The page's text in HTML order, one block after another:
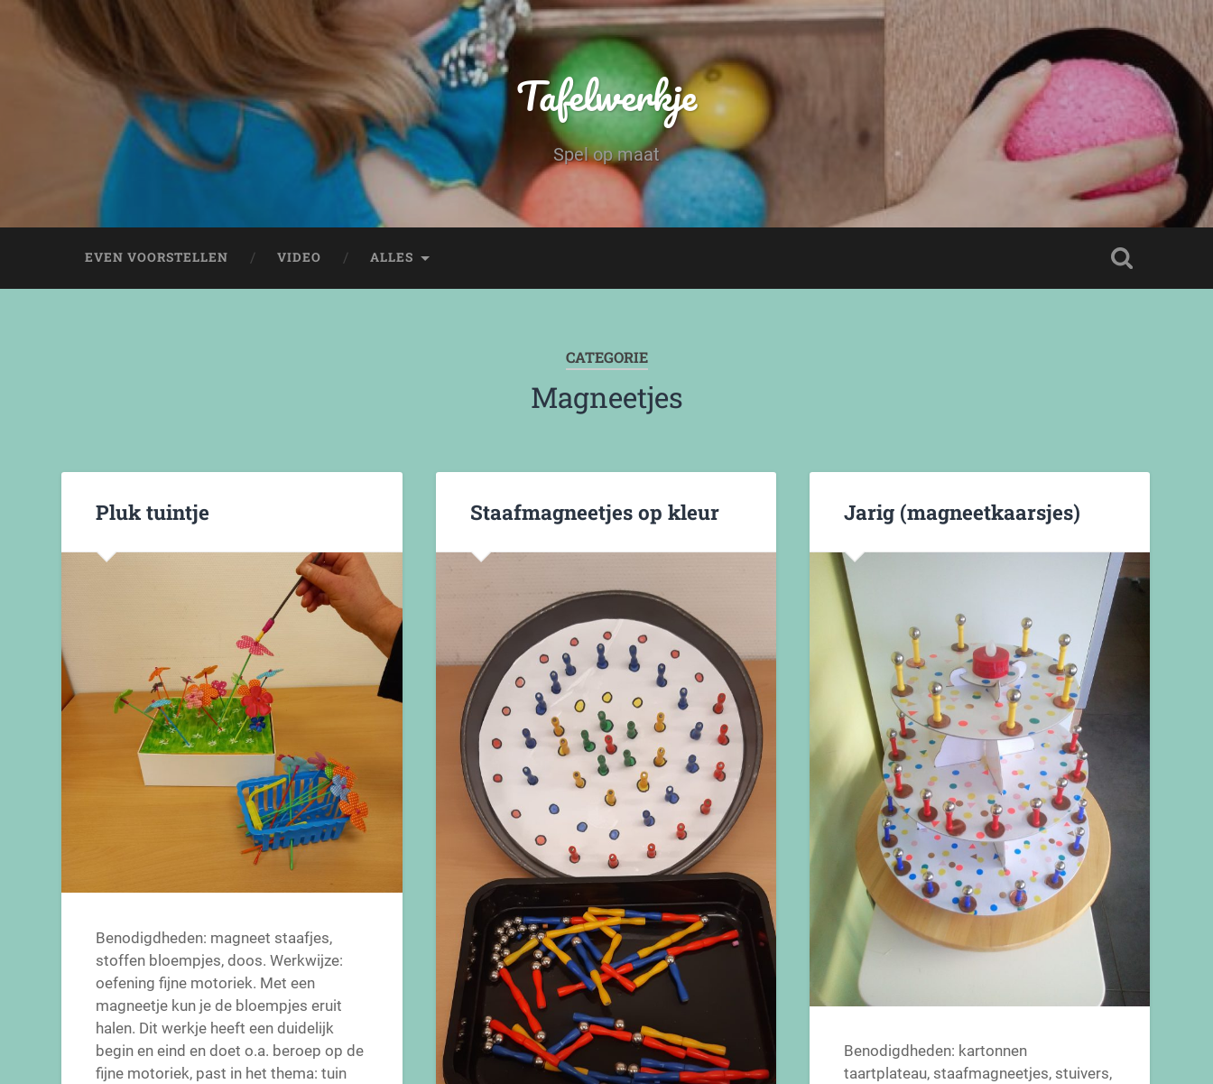
Tafelwerkje
Spel op maat
EVEN VOORSTELLEN VIDEO ALLES
CATEGORIE
Magneetjes
Pluk tuintje
Benodigdheden: magneet staafjes,
stoffen bloempjes, doos. Werkwijze:
oefening fijne motoriek. Met een
magneetje kun je de bloempjes eruit
halen. Dit werkje heeft een duidelijk
begin en eind en doet o.a. beroep op de
fijne motoriek, past in het thema: tuin
Staafmagneetjes op kleur Jarig (magneetkaarsjes)
Benodigdheden: kartonnen
taartplateau, staafmagneetjes, stuivers,